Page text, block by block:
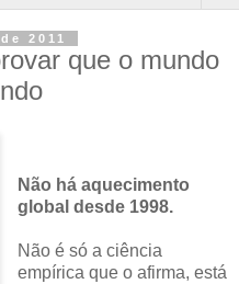
2011
que o mundo
Não há aquecimento
global desde 1998.
Não é só a ciência
empírica que o afirma, está